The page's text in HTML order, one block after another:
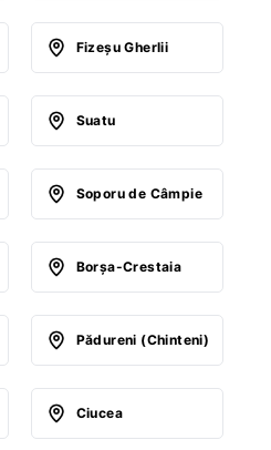
Fizeşu Gherlii
Suatu
Soporu de Câmpie
Borşa-Crestaia
Pădureni (Chinteni)
Ciucea